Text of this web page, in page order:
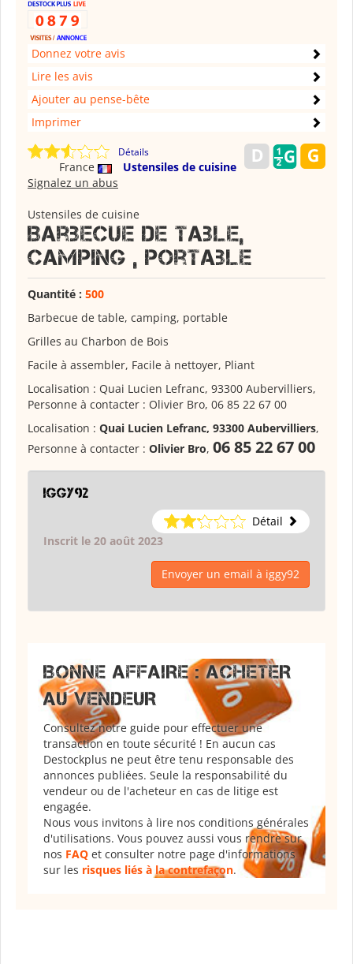
Donnez votre avis
Lire les avis
Ajouter au pense-bête
Imprimer
Détails
France
Ustensiles de cuisine
Signalez un abus
Ustensiles de cuisine
Barbecue de table,
camping , portable
Quantité : 500
Barbecue de table, camping, portable
Grilles au Charbon de Bois
Facile à assembler, Facile à nettoyer, Pliant
Localisation : Quai Lucien Lefranc, 93300 Aubervilliers,
Personne à contacter : Olivier Bro, 06 85 22 67 00
Localisation : Quai Lucien Lefranc, 93300 Aubervilliers,
Personne à contacter : Olivier Bro, 06 85 22 67 00
iggy92
Détail
Inscrit le 20 août 2023
Envoyer un email à iggy92
BONNE AFFAIRE : ACHETER
AU VENDEUR
Consultez notre guide pour effectuer une
transaction en toute sécurité ! En aucun cas
Destockplus ne peut être tenu responsable des
annonces publiées. Seule la responsabilité du
vendeur ou de l'acheteur en cas de litige est
engagée.
Nous vous invitons à lire nos conditions générales
d'utilisations. Vous pouvez aussi vous rendre sur
nos FAQ et consulter notre page d'informations
sur les risques liés à la contrefaçon.